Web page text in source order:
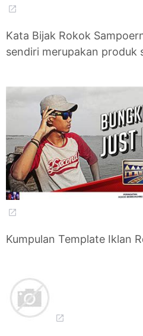
Kata Bijak Rokok
sendiri merupakan produk
Kumpulan Template Iklan